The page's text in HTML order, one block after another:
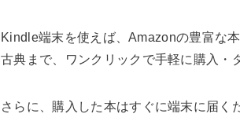
Kindle端末を使えば、Amazonの豊富な
古典まで、ワンクリックで手軽に購入・
さらに、購入した本はすぐに端末に届く